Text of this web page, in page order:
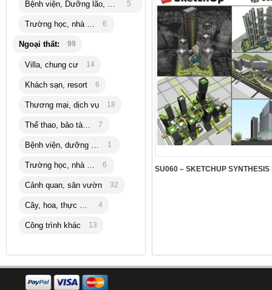
Bệnh viện, Dưỡng lão, bank 5
Trường học, nhà trẻ 6
Ngoại thất: 99
Villa, chung cư 14
Khách sạn, resort 6
Thương mại, dịch vụ 18
Thể thao, bảo tàng 7
Bệnh viện, dưỡng lão 1
Trường học, nhà trẻ 6
Cảnh quan, sân vườn 32
Cây, hoa, thực vật 4
Công trình khác 13